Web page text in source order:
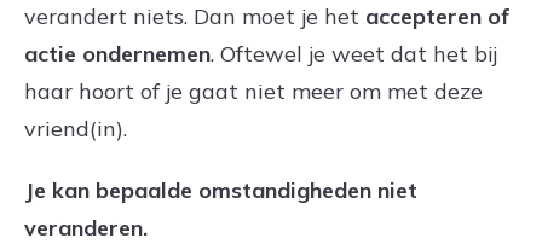
verandert niets. Dan moet je het accepteren of
actie ondernemen. Oftewel je weet dat het bij
haar hoort of je gaat niet meer om met deze
vriend(in).
Je kan bepaalde omstandigheden niet
veranderen.